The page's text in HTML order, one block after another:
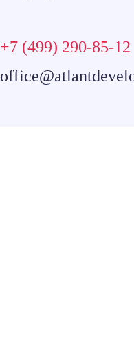
+7 (499) 290-85-12